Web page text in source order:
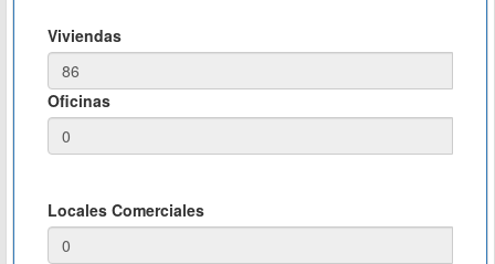
Viviendas
Oficinas
Locales Comerciales